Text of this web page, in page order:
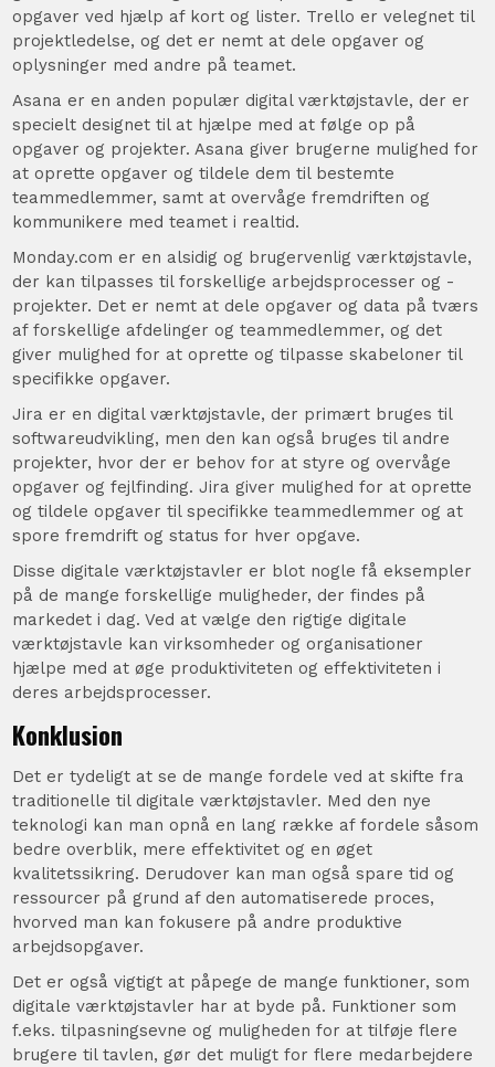
opgaver ved hjælp af kort og lister. Trello er velegnet til
projektledelse, og det er nemt at dele opgaver og
oplysninger med andre på teamet.
Asana er en anden populær digital værktøjstavle, der er
specielt designet til at hjælpe med at følge op på
opgaver og projekter. Asana giver brugerne mulighed for
at oprette opgaver og tildele dem til bestemte
teammedlemmer, samt at overvåge fremdriften og
kommunikere med teamet i realtid.
Monday.com er en alsidig og brugervenlig værktøjstavle,
der kan tilpasses til forskellige arbejdsprocesser og -
projekter. Det er nemt at dele opgaver og data på tværs
af forskellige afdelinger og teammedlemmer, og det
giver mulighed for at oprette og tilpasse skabeloner til
specifikke opgaver.
Jira er en digital værktøjstavle, der primært bruges til
softwareudvikling, men den kan også bruges til andre
projekter, hvor der er behov for at styre og overvåge
opgaver og fejlfinding. Jira giver mulighed for at oprette
og tildele opgaver til specifikke teammedlemmer og at
spore fremdrift og status for hver opgave.
Disse digitale værktøjstavler er blot nogle få eksempler
på de mange forskellige muligheder, der findes på
markedet i dag. Ved at vælge den rigtige digitale
værktøjstavle kan virksomheder og organisationer
hjælpe med at øge produktiviteten og effektiviteten i
deres arbejdsprocesser.
Konklusion
Det er tydeligt at se de mange fordele ved at skifte fra
traditionelle til digitale værktøjstavler. Med den nye
teknologi kan man opnå en lang række af fordele såsom
bedre overblik, mere effektivitet og en øget
kvalitetssikring. Derudover kan man også spare tid og
ressourcer på grund af den automatiserede proces,
hvorved man kan fokusere på andre produktive
arbejdsopgaver.
Det er også vigtigt at påpege de mange funktioner, som
digitale værktøjstavler har at byde på. Funktioner som
f.eks. tilpasningsevne og muligheden for at tilføje flere
brugere til tavlen, gør det muligt for flere medarbejdere